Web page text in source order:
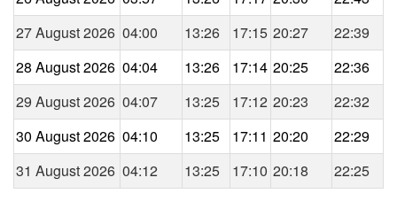
27 August 2026 04:00 13:26 17:15 20:27
22:39
28 August 2026 04:04 13:26 17:14 20:25
22:36
29 August 2026 04:07 13:25 17:12 20:23
22:32
30 August 2026 04:10 13:25 17:11 20:20
22:29
31 August 2026 04:12 13:25 17:10 20:18 22:25